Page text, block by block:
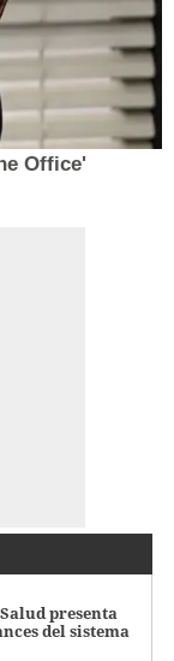
Office'
presenta
del sistema